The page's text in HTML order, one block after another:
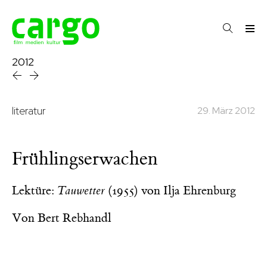
2012
literatur 29. März 2012
Frühlingserwachen
Lektüre: Tauwetter (1955) von Ilja Ehrenburg
Von Bert Rebhandl